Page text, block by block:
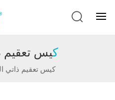
كيس تعقيم
كيس تعقيم ذاتي